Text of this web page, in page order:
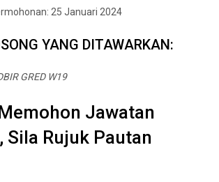
25 Januari 2024
YANG DITAWARKAN:
GRED W19
Jawatan
Sila Rujuk Pautan